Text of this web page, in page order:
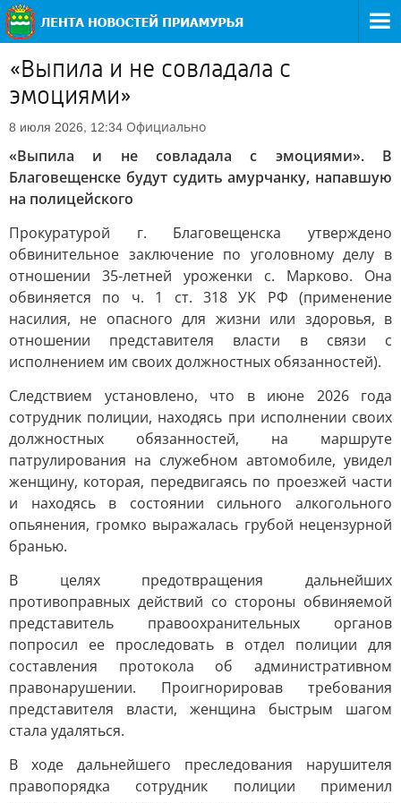
«Выпила и не совладала с
эмоциями»
8 июля 2026, 12:34 Официально
«Выпила и не совладала с эмоциями». В
Благовещенске будут судить амурчанку, напавшую
на полицейского
Прокуратурой г. Благовещенска утверждено
обвинительное заключение по уголовному делу в
отношении 35-летней уроженки с. Марково. Она
обвиняется по ч. 1 ст. 318 УК РФ (применение
насилия, не опасного для жизни или здоровья, в
отношении представителя власти в связи с
исполнением им своих должностных обязанностей).
Следствием установлено, что в июне 2026 года
сотрудник полиции, находясь при исполнении своих
должностных обязанностей, на маршруте
патрулирования на служебном автомобиле, увидел
женщину, которая, передвигаясь по проезжей части
и находясь в состоянии сильного алкогольного
опьянения, громко выражалась грубой нецензурной
бранью.
В целях предотвращения дальнейших
противоправных действий со стороны обвиняемой
представитель правоохранительных органов
попросил ее проследовать в отдел полиции для
составления протокола об административном
правонарушении. Проигнорировав требования
представителя власти, женщина быстрым шагом
стала удаляться.
В ходе дальнейшего преследования нарушителя
правопорядка сотрудник полиции применил